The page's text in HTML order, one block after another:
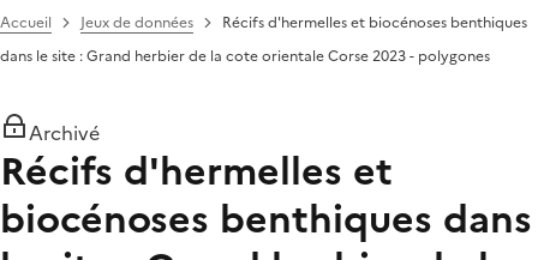
Accueil Jeux de données
Récifs d'hermelles et biocénoses benthiques
dans le site : Grand herbier de la cote orientale Corse 2023 - polygones
Archivé
Récifs d'hermelles et
biocénoses benthiques dans